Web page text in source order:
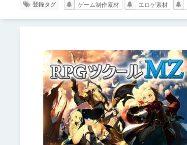
登録タグ ゲーム制作素材 エロゲ素材